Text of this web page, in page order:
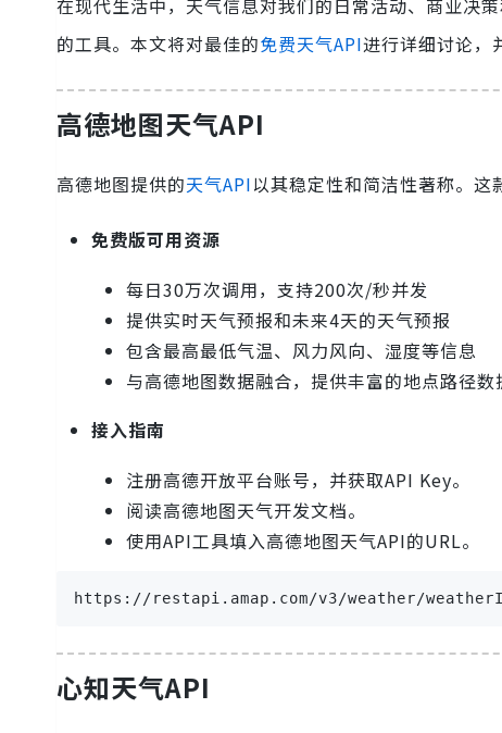
在现代生活中，天气信息对我们的日常活动、商业决
的工具。本文将对最佳的免费天气API进行详细讨论，
高德地图天气API
高德地图提供的天气API以其稳定性和简洁性著称。这
免费版可用资源
每日30万次调用，支持200次/秒并发
提供实时天气预报和未来4天的天气预报
包含最高最低气温、风力风向、湿度等信息
与高德地图数据融合，提供丰富的地点路径数
接入指南
注册高德开放平台账号，并获取API Key。
阅读高德地图天气开发文档。
使用API工具填入高德地图天气API的URL。
https://restapi.amap.com/v3/weather/
心知天气API